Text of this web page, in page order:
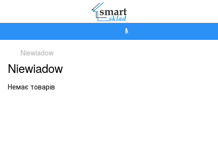
Ми працюємо!
Niewiadow
Niewiadow
Немає товарів